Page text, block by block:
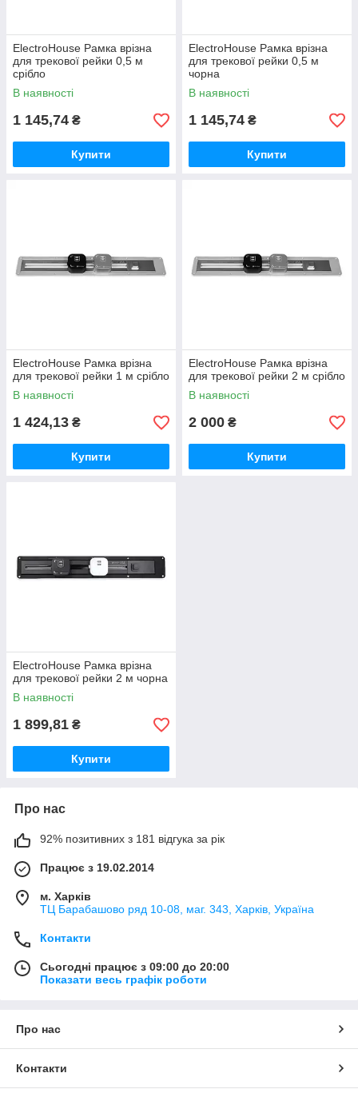
ElectroHouse Рамка врізна
для трекової рейки 0,5 м
срібло
В наявності
1 145,74 ₴
Купити
ElectroHouse Рамка врізна
для трекової рейки 0,5 м
чорна
В наявності
1 145,74 ₴
Купити
ElectroHouse Рамка врізна
для трекової рейки 1 м срібло
В наявності
1 424,13 ₴
Купити
ElectroHouse Рамка врізна
для трекової рейки 2 м срібло
В наявності
2 000 ₴
Купити
ElectroHouse Рамка врізна
для трекової рейки 2 м чорна
В наявності
1 899,81 ₴
Купити
Про нас
92% позитивних з 181 відгука за рік
Працює з 19.02.2014
м. Харків
ТЦ Барабашово ряд 10-08, маг. 343, Харків, Україна
Контакти
Сьогодні працює з 09:00 до 20:00
Показати весь графік роботи
Про нас
Контакти